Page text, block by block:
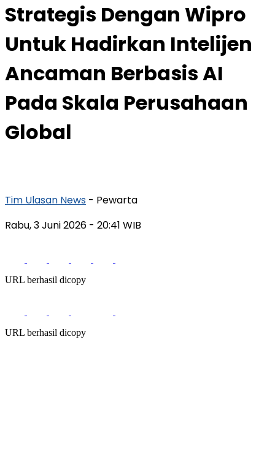
Strategis Dengan Wipro
Untuk Hadirkan Intelijen
Ancaman Berbasis AI
Pada Skala Perusahaan
Global
Tim Ulasan News - Pewarta
Rabu, 3 Juni 2026 - 20:41 WIB
URL berhasil dicopy
URL berhasil dicopy